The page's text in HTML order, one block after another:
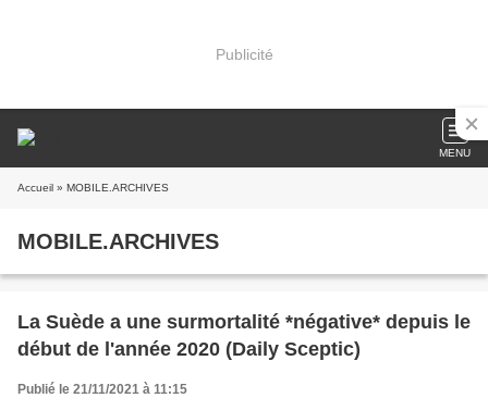
Publicité
MENU
Accueil » MOBILE.ARCHIVES
MOBILE.ARCHIVES
La Suède a une surmortalité *négative* depuis le
début de l'année 2020 (Daily Sceptic)
Publié le 21/11/2021 à 11:15